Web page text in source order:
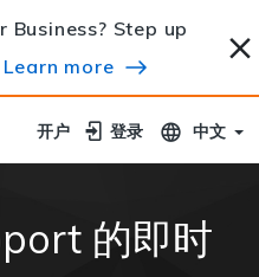
Step up
Learn more
开户
开户 登录
登录 中文
的即时